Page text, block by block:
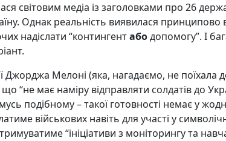
світовим медіа із заголовками про 26
Однак реальність виявилася
надіслати “контингентабодопомогу”. І
Джорджа Мелоні (яка, нагадаємо, не поїхала
“не має наміру відправляти солдатів до
подібному – такої готовності немає у
військових навіть для участі у
“ініціативи з моніторингу та